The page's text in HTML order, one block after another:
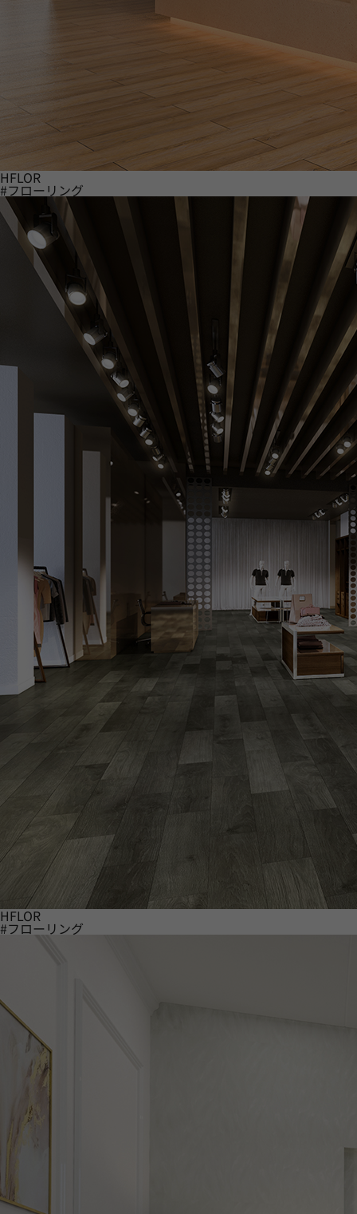
HFLOR
#フローリング
HFLOR
#フローリング